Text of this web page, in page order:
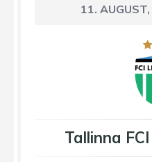
11.
Tallinna